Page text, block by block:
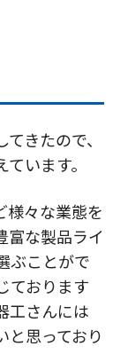
きたので、
います。
様々な業態を
富な製品ライ
ぶことがで
ております
工さんには
と思っており